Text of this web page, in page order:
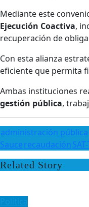
Mediante este
Ejecución Coactiva,
recuperación de
Con esta alianza
eficiente que permita
Ambas instituciones
gestión pública,
administración pública
Saucerecaudación
Related Story